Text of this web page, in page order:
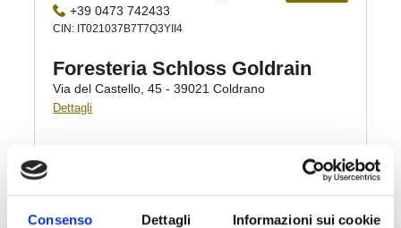
Consenso Dettagli Informazioni sui cookie